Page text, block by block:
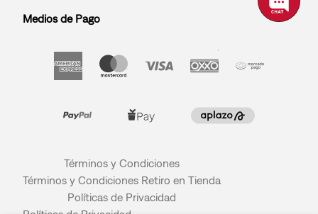
Medios de Pago
Términos y Condiciones
Términos y Condiciones Retiro en Tienda
Políticas de Privacidad